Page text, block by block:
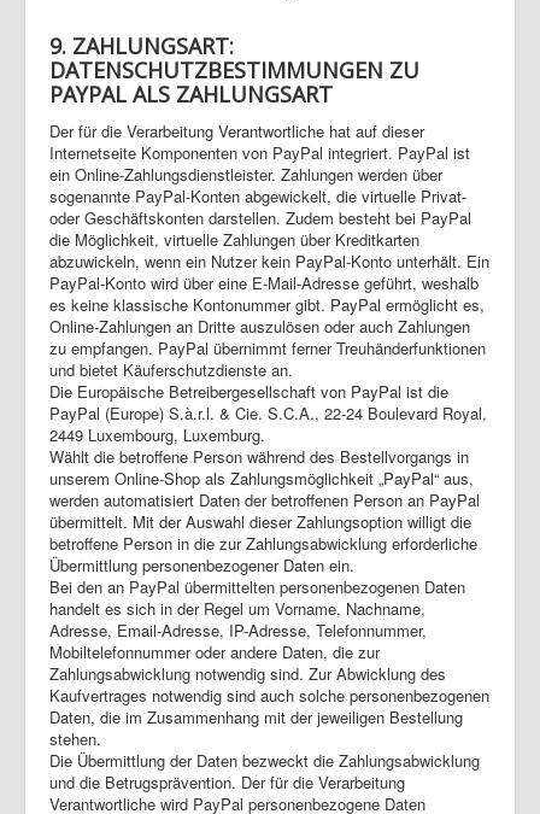
9. ZAHLUNGSART:
DATENSCHUTZBESTIMMUNGEN ZU
PAYPAL ALS ZAHLUNGSART
Der für die Verarbeitung Verantwortliche hat auf dieser
Internetseite Komponenten von PayPal integriert. PayPal ist
ein Online-Zahlungsdienstleister. Zahlungen werden über
sogenannte PayPal-Konten abgewickelt, die virtuelle Privat-
oder Geschäftskonten darstellen. Zudem besteht bei PayPal
die Möglichkeit, virtuelle Zahlungen über Kreditkarten
abzuwickeln, wenn ein Nutzer kein PayPal-Konto unterhält. Ein
PayPal-Konto wird über eine E-Mail-Adresse geführt, weshalb
es keine klassische Kontonummer gibt. PayPal ermöglicht es,
Online-Zahlungen an Dritte auszulösen oder auch Zahlungen
zu empfangen. PayPal übernimmt ferner Treuhänderfunktionen
und bietet Käuferschutzdienste an.
Die Europäische Betreibergesellschaft von PayPal ist die
PayPal (Europe) S.à.r.l. & Cie. S.C.A., 22-24 Boulevard Royal,
2449 Luxembourg, Luxemburg.
Wählt die betroffene Person während des Bestellvorgangs in
unserem Online-Shop als Zahlungsmöglichkeit „PayPal“ aus,
werden automatisiert Daten der betroffenen Person an PayPal
übermittelt. Mit der Auswahl dieser Zahlungsoption willigt die
betroffene Person in die zur Zahlungsabwicklung erforderliche
Übermittlung personenbezogener Daten ein.
Bei den an PayPal übermittelten personenbezogenen Daten
handelt es sich in der Regel um Vorname, Nachname,
Adresse, Email-Adresse, IP-Adresse, Telefonnummer,
Mobiltelefonnummer oder andere Daten, die zur
Zahlungsabwicklung notwendig sind. Zur Abwicklung des
Kaufvertrages notwendig sind auch solche personenbezogenen
Daten, die im Zusammenhang mit der jeweiligen Bestellung
stehen.
Die Übermittlung der Daten bezweckt die Zahlungsabwicklung
und die Betrugsprävention. Der für die Verarbeitung
Verantwortliche wird PayPal personenbezogene Daten